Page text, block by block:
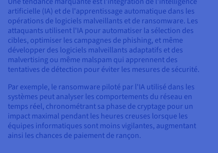
artificielle (IA) et de l'apprentissage automatique dans les
opérations de logiciels malveillants et de ransomware. Les
attaquants utilisent l'IA pour automatiser la sélection des
cibles, optimiser les campagnes de phishing, et même
développer des logiciels malveillants adaptatifs et des
malvertising ou même malspam qui apprennent des
tentatives de détection pour éviter les mesures de sécurité.
Par exemple, le ransomware piloté par l'IA utilisé dans les
systèmes peut analyser les comportements du réseau en
temps réel, chronométrant sa phase de cryptage pour un
impact maximal pendant les heures creuses lorsque les
équipes informatiques sont moins vigilantes, augmentant
ainsi les chances de paiement de rançon.